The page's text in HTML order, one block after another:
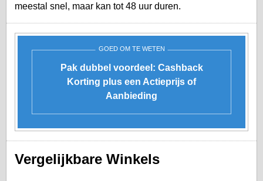
meestal snel, maar kan tot 48 uur duren.
GOED OM TE WETEN
Pak dubbel voordeel: Cashback
Korting plus een Actieprijs of
Aanbieding
Vergelijkbare Winkels